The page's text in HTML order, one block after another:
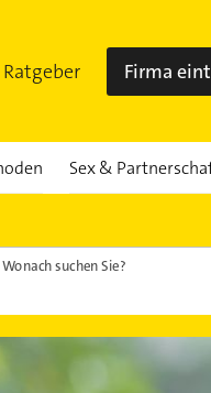
Ratgeber Firma
Sex &
Wonach suchen Sie?